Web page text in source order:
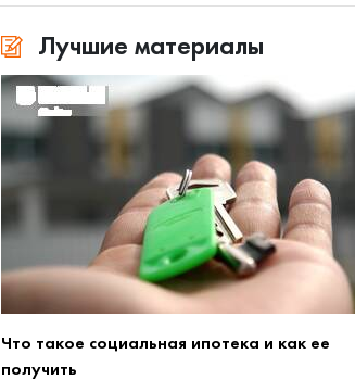
Лучшие материалы
Что такое социальная ипотека и как ее
получить